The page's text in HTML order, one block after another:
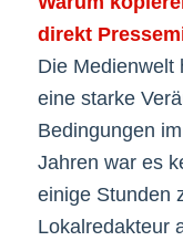
direkt
Die Medienwelt
eine starke
Bedingungen
Jahren war es
einige Stunden
Lokalredakteur